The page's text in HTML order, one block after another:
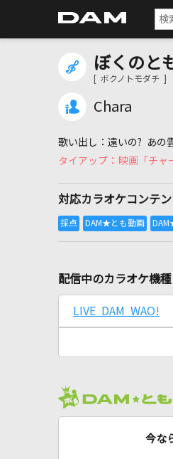
ぼくのと
[ ボクノトモダチ ]
Chara
遠いの? あの
映画「チャ
対応カラオケコンテン
配信中のカラオケ機種
LIVE DAM WAO!
今な